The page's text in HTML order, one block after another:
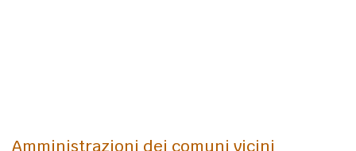
Amministrazioni dei comuni vicini